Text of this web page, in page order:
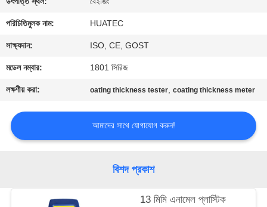
যোগাযোগ
করুন
উদ্ধৃতির
আবেদন
ম্যাপ
পরিচিতিমুলক নাম: HUATEC
সাক্ষ্যদান: ISO, CE, GOST
মডেল নম্বার: 1801 সিরিজ
লক্ষণীয় করা: oating thickness tester,coating thickness meter
আমাদের সাথে যোগাযোগ করুন!
বিশদ প্রকাশ
13 মিমি এনামেল প্লাস্টিক